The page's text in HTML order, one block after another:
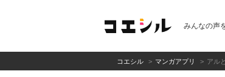
みんなの声
コエシル マンガアプリ アル